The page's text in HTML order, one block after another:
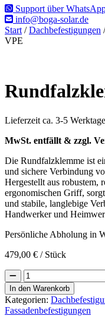
Support über
info@boga-solar.de
Start /Dachbefestigungen
VPE
Lieferzeit ca. 3-5 Werktage
MwSt. entfällt & zzgl.
Die Rundfalzklemme ist
und sichere Verbindung
Hergestellt aus robustem,
ergonomischen Griff,
und stabile, langlebige
Handwerker und
Persönliche Abholung in
479,00 € / Stück
Rundfalzklemme
50er
VPE
Menge
In den Warenkorb
Kategorien:
Fassadenbefestigungen